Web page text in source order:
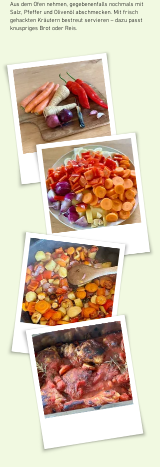
Aus dem Ofen nehmen, gegebenenfalls nochmals mit
Salz, Pfeffer und Olivenöl abschmecken. Mit frisch
gehackten Kräutern bestreut servieren – dazu passt
knuspriges Brot oder Reis.